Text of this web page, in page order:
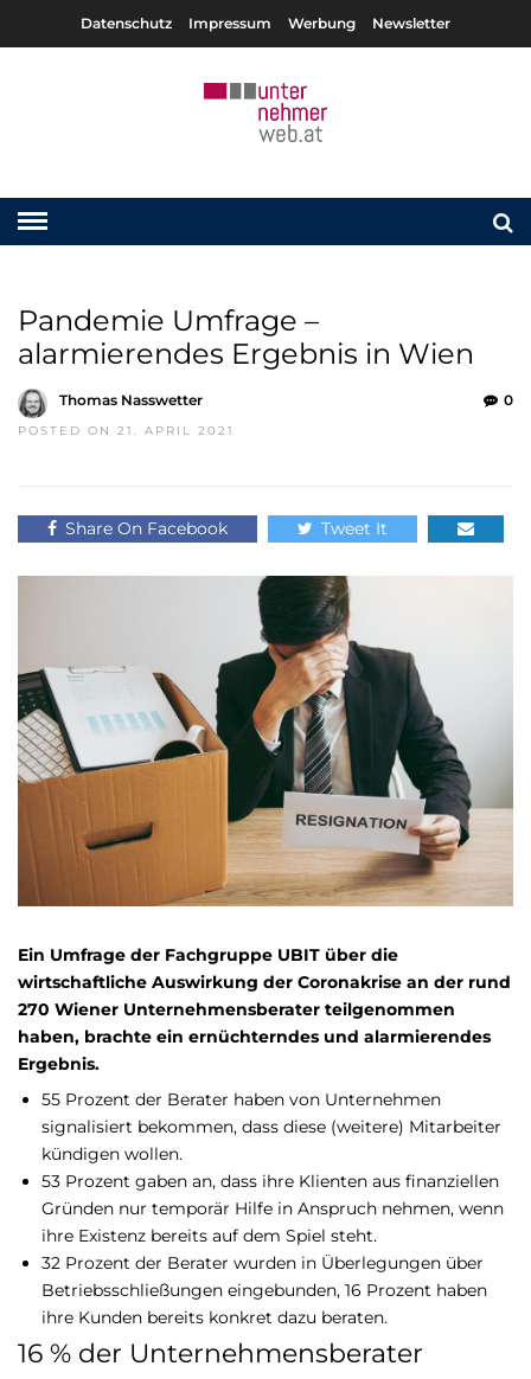
Datenschutz Impressum Werbung Newsletter
Pandemie Umfrage –
alarmierendes Ergebnis in Wien
Thomas Nasswetter
POSTED ON 21. APRIL 2021
0
Share On Facebook Tweet It
Ein Umfrage der Fachgruppe UBIT über die
wirtschaftliche Auswirkung der Coronakrise an der rund
270 Wiener Unternehmensberater teilgenommen
haben, brachte ein ernüchterndes und alarmierendes
Ergebnis.
55 Prozent der Berater haben von Unternehmen
signalisiert bekommen, dass diese (weitere) Mitarbeiter
kündigen wollen.
53 Prozent gaben an, dass ihre Klienten aus finanziellen
Gründen nur temporär Hilfe in Anspruch nehmen, wenn
ihre Existenz bereits auf dem Spiel steht.
32 Prozent der Berater wurden in Überlegungen über
Betriebsschließungen eingebunden, 16 Prozent haben
ihre Kunden bereits konkret dazu beraten.
16 % der Unternehmensberater